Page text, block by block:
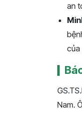
an
của
Nam.